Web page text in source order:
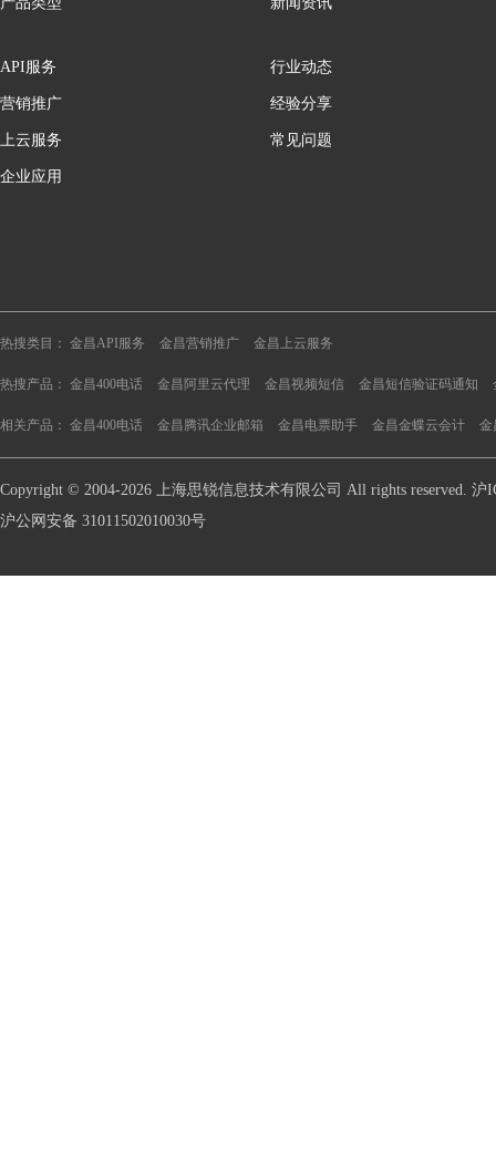
API服务
营销推广
上云服务
企业应用
行业动态
经验分享
常见问题
热搜类目： 金昌API服务 金昌营销推广 金昌上云服务
热搜产品： 金昌400电话 金昌阿里云代理 金昌视频短信 金昌短信验证码通知
相关产品： 金昌400电话 金昌腾讯企业邮箱 金昌电票助手 金昌金蝶云会计 金
Copyright © 2004-2026 上海思锐信息技术有限公司 All rights reserved. 沪
沪公网安备 31011502010030号